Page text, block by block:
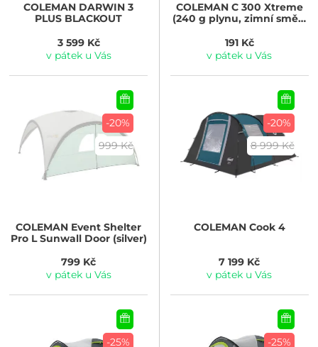
COLEMAN DARWIN 3
PLUS BLACKOUT
3 599 Kč
v pátek u Vás
COLEMANC 300 Xtreme
(240 g plynu, zimní směs,
191 Kč
v pátek u Vás
-20%
999 Kč
COLEMAN Event Shelter
Pro L Sunwall Door (silver)
799 Kč
v pátek u Vás
-20%
8 999 Kč
COLEMANCook 4
7 199 Kč
v pátek u Vás
-25%
-25%